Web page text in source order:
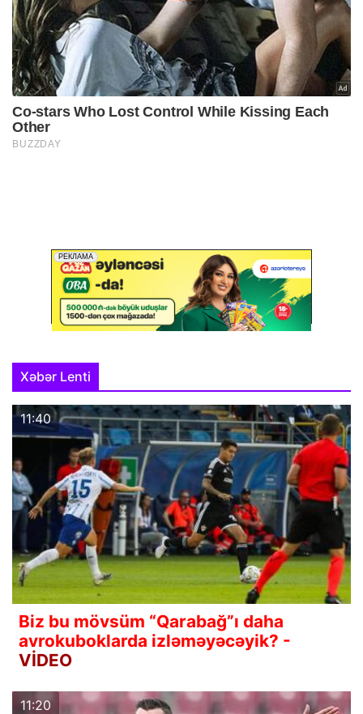
Xəbər Lenti
11:40
Biz bu mövsüm “Qarabağ”ı daha
avrokuboklarda izləməyəcəyik? -
VİDEO
11:20